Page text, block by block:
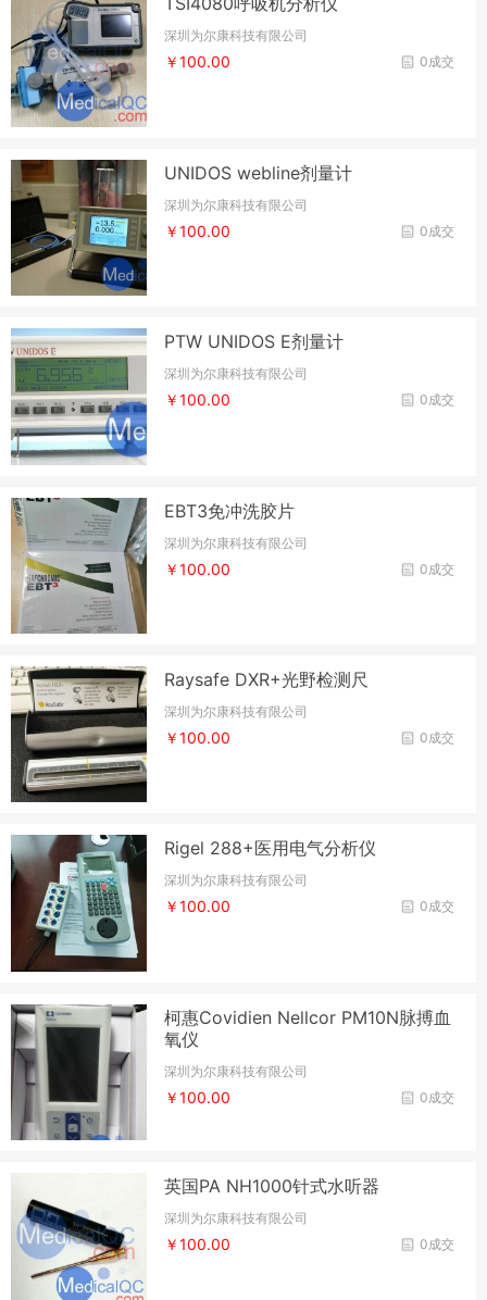
深圳为尔康科技有限公司
0成交
￥100.00
UNIDOS webline剂量计
深圳为尔康科技有限公司
0成交
￥100.00
PTW UNIDOS E剂量计
深圳为尔康科技有限公司
0成交
￥100.00
EBT3免冲洗胶片
深圳为尔康科技有限公司
0成交
￥100.00
Raysafe DXR+光野检测尺
深圳为尔康科技有限公司
0成交
￥100.00
Rigel 288+医用电气分析仪
深圳为尔康科技有限公司
0成交
￥100.00
柯惠Covidien Nellcor PM10N脉搏血
氧仪
深圳为尔康科技有限公司
0成交
￥100.00
英国PA NH1000针式水听器
深圳为尔康科技有限公司
0成交
￥100.00